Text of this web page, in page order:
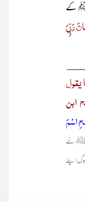
کے
رَبِّیَ
یقول
وصحیح ابن
اسۡمَ
نے
اپنے